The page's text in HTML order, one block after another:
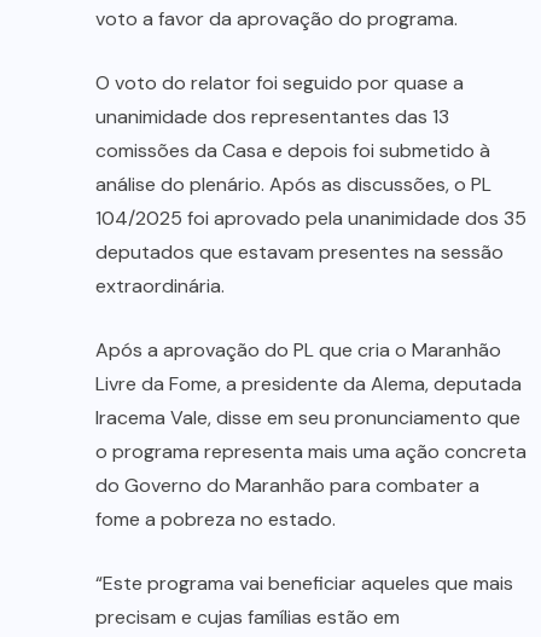
voto a favor da aprovação do programa.
O voto do relator foi seguido por quase a
unanimidade dos representantes das 13
comissões da Casa e depois foi submetido à
análise do plenário. Após as discussões, o PL
104/2025 foi aprovado pela unanimidade dos 35
deputados que estavam presentes na sessão
extraordinária.
Após a aprovação do PL que cria o Maranhão
Livre da Fome, a presidente da Alema, deputada
Iracema Vale, disse em seu pronunciamento que
o programa representa mais uma ação concreta
do Governo do Maranhão para combater a
fome a pobreza no estado.
“Este programa vai beneficiar aqueles que mais
precisam e cujas famílias estão em